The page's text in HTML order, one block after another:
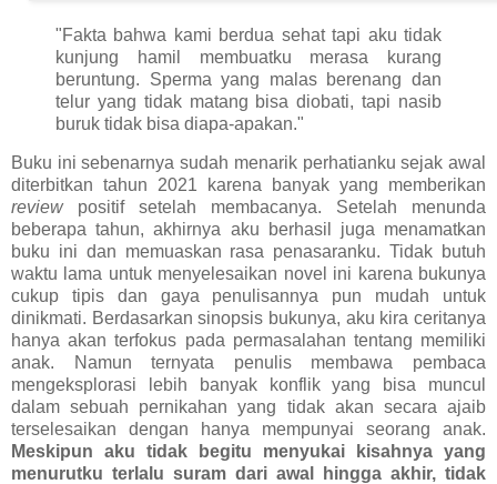
"Fakta bahwa kami berdua sehat tapi aku tidak
kunjung hamil membuatku merasa kurang
beruntung. Sperma yang malas berenang dan
telur yang tidak matang bisa diobati, tapi nasib
buruk tidak bisa diapa-apakan."
Buku ini sebenarnya sudah menarik perhatianku sejak awal
diterbitkan tahun 2021 karena banyak yang memberikan
reviewpositif setelah membacanya. Setelah menunda
beberapa tahun, akhirnya aku berhasil juga menamatkan
buku ini dan memuaskan rasa penasaranku. Tidak butuh
waktu lama untuk menyelesaikan novel ini karena bukunya
cukup tipis dan gaya penulisannya pun mudah untuk
dinikmati. Berdasarkan sinopsis bukunya, aku kira ceritanya
hanya akan terfokus pada permasalahan tentang memiliki
anak. Namun ternyata penulis membawa pembaca
mengeksplorasi lebih banyak konflik yang bisa muncul
dalam sebuah pernikahan yang tidak akan secara ajaib
terselesaikan dengan hanya mempunyai seorang anak.
Meskipun aku tidak begitu menyukai kisahnya yang
menurutku terlalu suram dari awal hingga akhir, tidak